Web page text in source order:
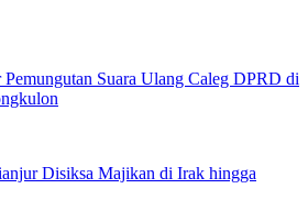
Suara Ulang Caleg DPRD di
Disiksa Majikan di Irak hingga